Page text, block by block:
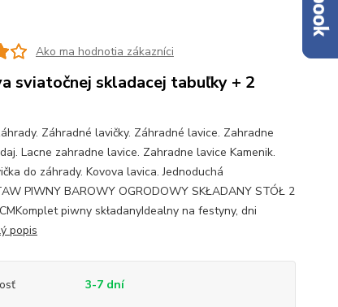
Ako ma hodnotia zákazníci
sviatočnej skladacej tabuľky + 2
Záhradné lavičky. Záhradné lavice. Zahradne
Lacne zahradne lavice. Zahradne lavice Kamenik.
do záhrady. Kovova lavica. Jednoduchá
PIWNY BAROWY OGRODOWY SKŁADANY STÓŁ 2
piwny składanyIdealny na festyny, dni
popis
3-7 dní